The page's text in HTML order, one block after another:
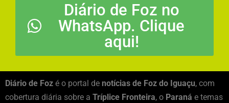
Diário de Foz no
WhatsApp. Clique
aqui!
Diário de Foz é o portal de notícias de Foz do Iguaçu, com
cobertura diária sobre a Tríplice Fronteira, o Paraná e temas